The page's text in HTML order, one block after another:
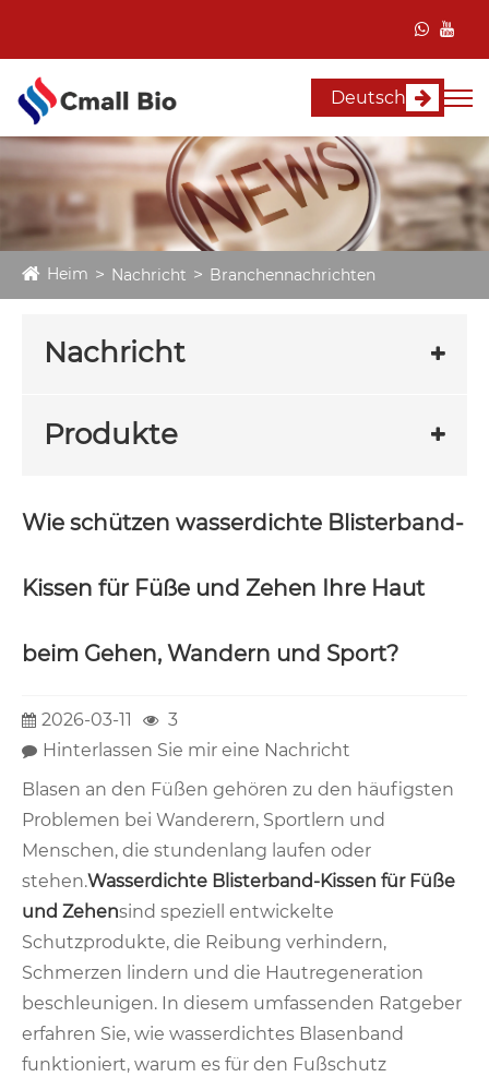
Deutsch
Heim Nachricht Branchennachrichten
Nachricht
Produkte
Wie schützen wasserdichte Blisterband-
Kissen für Füße und Zehen Ihre Haut
beim Gehen, Wandern und Sport?
2026-03-11
3
Hinterlassen Sie mir eine Nachricht
Blasen an den Füßen gehören zu den häufigsten
Problemen bei Wanderern, Sportlern und
Menschen, die stundenlang laufen oder
stehen.Wasserdichte Blisterband-Kissen für Füße
und Zehensind speziell entwickelte
Schutzprodukte, die Reibung verhindern,
Schmerzen lindern und die Hautregeneration
beschleunigen. In diesem umfassenden Ratgeber
erfahren Sie, wie wasserdichtes Blasenband
funktioniert, warum es für den Fußschutz